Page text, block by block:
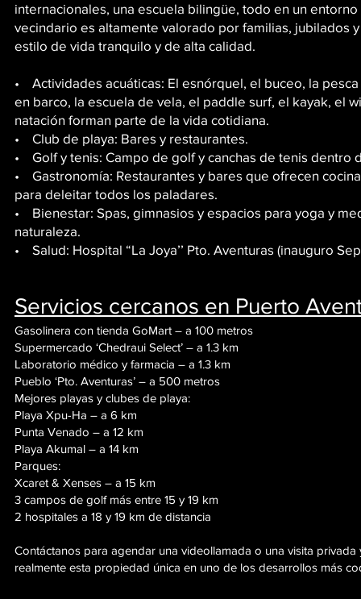
internacionales, una escuela bilingüe, todo en un
vecindario es altamente valorado por familias, jubilados
estilo de vida tranquilo y de alta calidad.
• Actividades acuáticas: El esnórquel, el buceo, la
en barco, la escuela de vela, el paddle surf, el kayak, el
natación forman parte de la vida cotidiana.
• Club de playa: Bares y restaurantes.
• Golf y tenis: Campo de golf y canchas de tenis dentro
• Gastronomía: Restaurantes y bares que ofrecen
para deleitar todos los paladares.
• Bienestar: Spas, gimnasios y espacios para yoga y
naturaleza.
• Salud: Hospital “La Joya’’ Pto. Aventuras (inauguro
Servicios cercanos en Puerto
Gasolinera con tienda GoMart – a 100 metros
Supermercado ‘Chedraui Select’ – a 1.3 km
Laboratorio médico y farmacia – a 1.3 km
Pueblo ‘Pto. Aventuras’ – a 500 metros
Mejores playas y clubes de playa:
Playa Xpu-Ha – a 6 km
Punta Venado – a 12 km
Playa Akumal – a 14 km
Parques:
Xcaret & Xenses – a 15 km
3 campos de golf más entre 15 y 19 km
2 hospitales a 18 y 19 km de distancia
Contáctanos para agendar una videollamada o una visita
realmente esta propiedad única en uno de los desarrollos más